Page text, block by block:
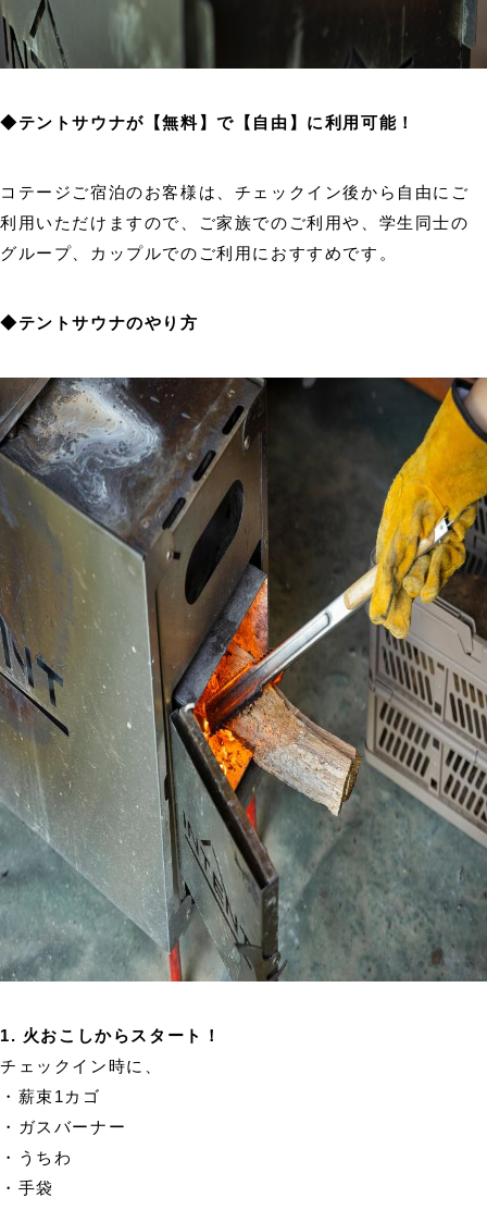
◆テントサウナが【無料】で【自由】に利用可能！
コテージご宿泊のお客様は、チェックイン後から自由にご
利用いただけますので、ご家族でのご利用や、学生同士の
グループ、カップルでのご利用におすすめです。
◆テントサウナのやり方
1. 火おこしからスタート！
チェックイン時に、
・薪束1カゴ
・ガスバーナー
・うちわ
・手袋